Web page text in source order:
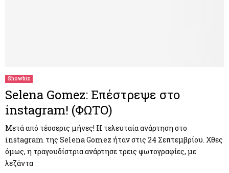
Showbiz
Selena Gomez: Επέστρεψε στο
instagram! (ΦΩΤΟ)
Μετά από τέσσερις μήνες! Η τελευταία ανάρτηση στο
instagram της Selena Gomez ήταν στις 24 Σεπτεμβρίου. Χθες
όμως, η τραγουδίστρια ανάρτησε τρεις φωτογραφίες, με
λεζάντα